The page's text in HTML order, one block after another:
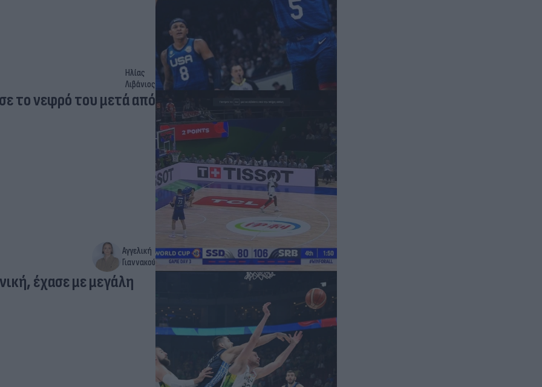
Ηλίας
Λιβάνιος
το νεφρό του μετά από
Αγγελική
Γιαννακού
έχασε με μεγάλη